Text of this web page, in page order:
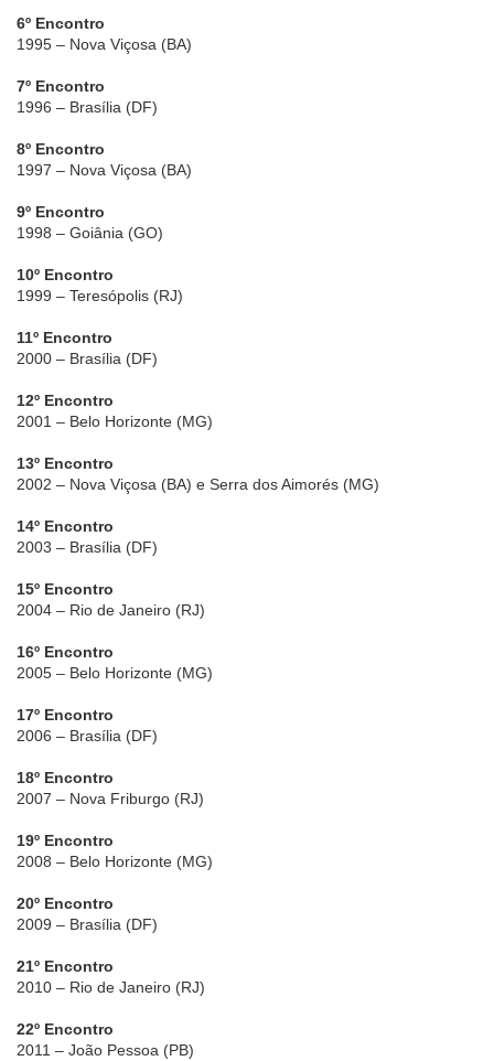
6º Encontro
1995 – Nova Viçosa (BA)
7º Encontro
1996 – Brasília (DF)
8º Encontro
1997 – Nova Viçosa (BA)
9º Encontro
1998 – Goiânia (GO)
10º Encontro
1999 – Teresópolis (RJ)
11º Encontro
2000 – Brasília (DF)
12º Encontro
2001 – Belo Horizonte (MG)
13º Encontro
2002 – Nova Viçosa (BA) e Serra dos Aimorés (MG)
14º Encontro
2003 – Brasília (DF)
15º Encontro
2004 – Rio de Janeiro (RJ)
16º Encontro
2005 – Belo Horizonte (MG)
17º Encontro
2006 – Brasília (DF)
18º Encontro
2007 – Nova Friburgo (RJ)
19º Encontro
2008 – Belo Horizonte (MG)
20º Encontro
2009 – Brasília (DF)
21º Encontro
2010 – Rio de Janeiro (RJ)
22º Encontro
2011 – João Pessoa (PB)